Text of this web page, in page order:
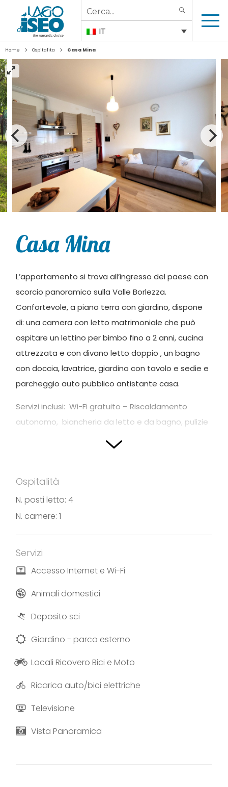
Search
for:
IT
Home > Ospitalita > Casa Mina
Casa Mina
L’appartamento si trova all’ingresso del paese con
scorcio panoramico sulla Valle Borlezza.
Confortevole, a piano terra con giardino, dispone
di: una camera con letto matrimoniale che può
ospitare un lettino per bimbo fino a 2 anni, cucina
attrezzata e con divano letto doppio , un bagno
con doccia, lavatrice, giardino con tavolo e sedie e
parcheggio auto pubblico antistante casa.
Servizi inclusi: Wi-Fi gratuito – Riscaldamento
autonomo, biancheria da letto e da bagno, pulizie
Ospitalità
N. posti letto: 4
N. camere: 1
Servizi
Accesso Internet e Wi-Fi
Animali domestici
Deposito sci
Giardino - parco esterno
Locali Ricovero Bici e Moto
Ricarica auto/bici elettriche
Televisione
Vista Panoramica